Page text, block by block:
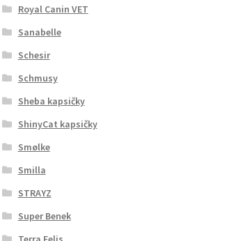
Royal Canin VET
Sanabelle
Schesir
Schmusy
Sheba kapsičky
ShinyCat kapsičky
Smølke
Smilla
STRAYZ
Super Benek